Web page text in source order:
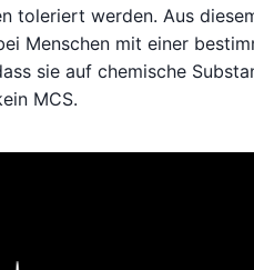
toleriert werden. Aus
Menschen mit einer
sie auf chemische
MCS.